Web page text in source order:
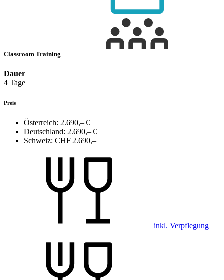
Classroom Training
Dauer
4 Tage
Preis
Österreich: 2.690,– €
Deutschland: 2.690,– €
Schweiz: CHF 2.690,–
inkl. Verpflegung